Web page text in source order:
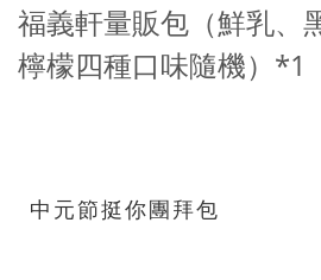
福義軒量販包（鮮乳、
檸檬四種口味隨機）*1
中元節挺你團拜包